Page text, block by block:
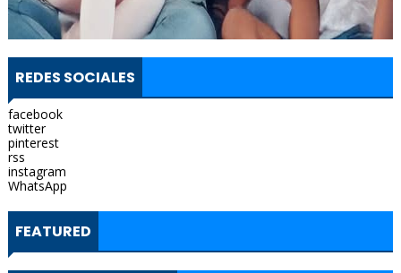
REDES SOCIALES
facebook
twitter
pinterest
rss
instagram
WhatsApp
FEATURED